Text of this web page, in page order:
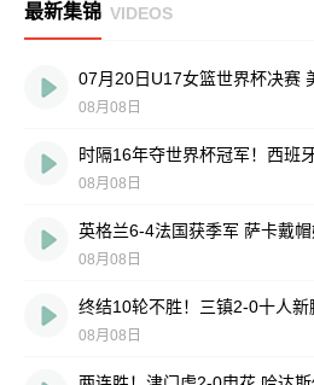
最新集锦 VIDEOS
08月08日
08月08日
08月08日
08月08日